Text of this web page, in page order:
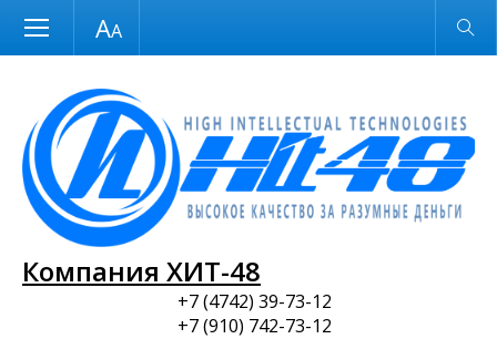
Размер шрифта Обычная версия
Компания ХИТ-48
+7 (4742) 39-73-12
+7 (910) 742-73-12